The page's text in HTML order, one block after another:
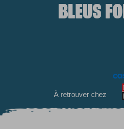
BLEUS
À retrouver chez